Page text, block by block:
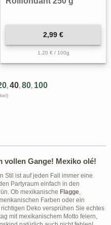
2,99 €
1,20 € / 100g
, 40, 80, 100
vollen Gange! Mexiko olé!
Stil ist auf jeden Fall immer eine
Partyraum einfach in den
Ob mexikanische Flagge
Farben oder ein
Deko versprühen Sie echtes
mit mexikanischem Motto feiern,